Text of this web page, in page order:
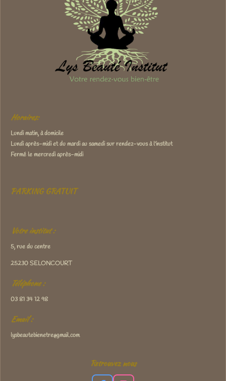
Horaires:
Lundi matin, à domicile
Lundi après-midi et du mardi au samedi sur rendez-vous à l'institut
Fermé le mercredi après-midi
PARKING GRATUIT
Votre institut :
5, rue du centre
25230 SELONCOURT
Téléphone :
03 81 34 12 98
Email :
lysbeautebienetre@gmail.com
Retrouvez nous